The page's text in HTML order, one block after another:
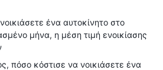
ένα αυτοκίνητο στο
μήνα, η μέση τιμή ενοικίασης
πόσο κόστισε να νοικιάσετε ένα